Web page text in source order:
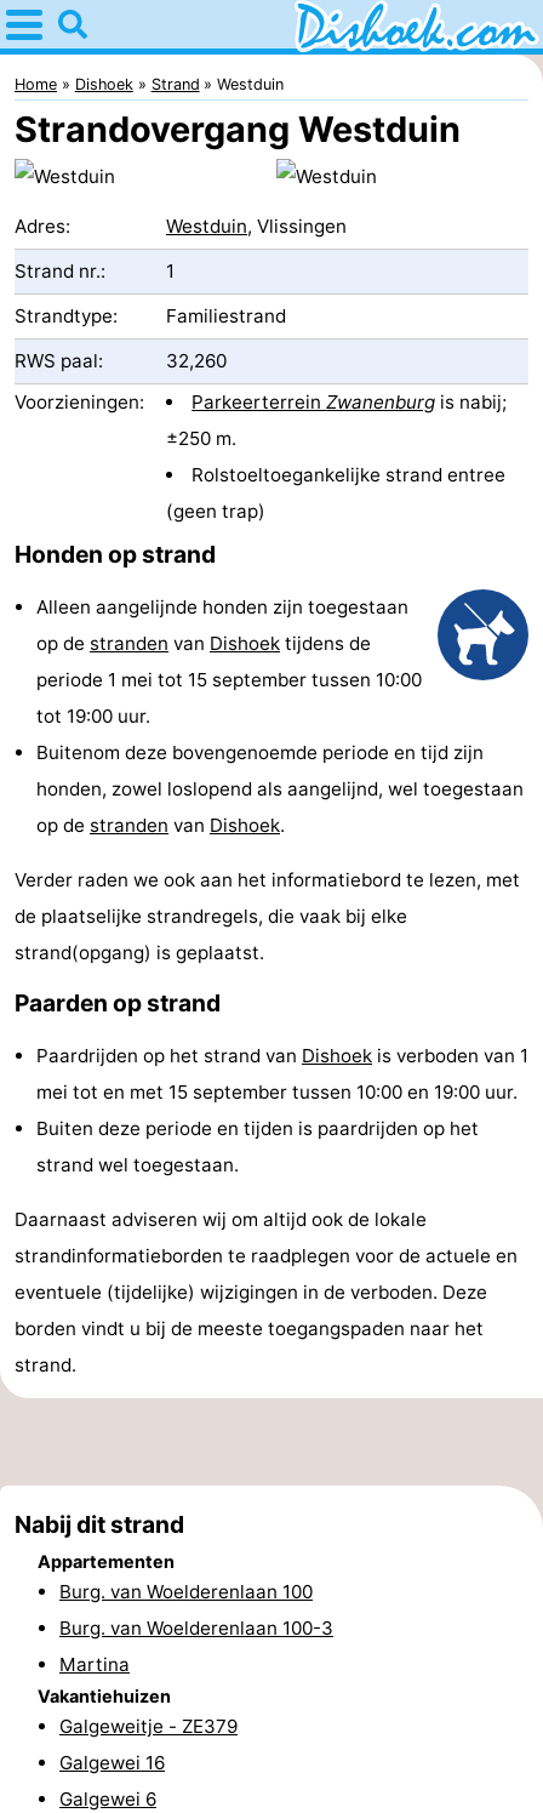
Home
Dishoek
Tips
Voor
kinderen
Overnachten
Appartementen
-
Duinhof
-
Vakantiehuizen
Duinhof
Meerpaal
-
Noordzee
Resort
Vlissingen
-
Noordzee
Résidence
Dishoek
-
Strandcamping
Valkenisse
Strandpark
Zeeland
Vebenabos
-
Westduin
Last
minutes
Strand
Zien
Musea
Monumenten
Uitkijkpunten
Attracties
Speeltuinen
Home Dishoek Strand Westduin
Strandovergang Westduin
Adres: Westduin, Vlissingen
Strand nr.:
1
Strandtype:
Familiestrand
RWS paal:
32,260
Voorzieningen:
ParkeerterreinZwanenburg is nabij;
±250 m.
Rolstoeltoegankelijke strand entree
(geen trap)
Honden op strand
Alleen aangelijnde honden zijn toegestaan
op de stranden van Dishoek tijdens de
periode 1 mei tot 15 september tussen 10:00
tot 19:00 uur.
Buitenom deze bovengenoemde periode en tijd zijn
honden, zowel loslopend als aangelijnd, wel toegestaan
op de stranden van Dishoek.
Verder raden we ook aan het informatiebord te lezen, met
de plaatselijke strandregels, die vaak bij elke
strand(opgang) is geplaatst.
Paarden op strand
Paardrijden op het strand van Dishoek is verboden van 1
mei tot en met 15 september tussen 10:00 en 19:00 uur.
Buiten deze periode en tijden is paardrijden op het
strand wel toegestaan.
Daarnaast adviseren wij om altijd ook de lokale
strandinformatieborden te raadplegen voor de actuele en
eventuele (tijdelijke) wijzigingen in de verboden. Deze
borden vindt u bij de meeste toegangspaden naar het
strand.
Nabij dit strand
Appartementen
Burg. van Woelderenlaan 100
Burg. van Woelderenlaan 100-3
Martina
Vakantiehuizen
Galgeweitje - ZE379
Galgewei 16
Galgewei 6